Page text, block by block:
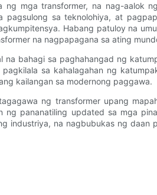
mga transformer, na nag-aalok
sa teknolohiya, at
Habang patuloy na
na nagpapagana sa ating
bahagi sa paghahangad ng
sa kahalagahan ng
kailangan sa modernong paggawa.
ng transformer upang
pananatiling updated sa mga
industriya, na nagbubukas ng daan